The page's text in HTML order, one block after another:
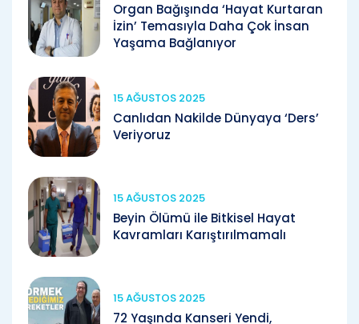
Organ Bağışında ‘Hayat Kurtaran
İzin’ Temasıyla Daha Çok İnsan
Yaşama Bağlanıyor
15 AĞUSTOS 2025
Canlıdan Nakilde Dünyaya ‘Ders’
Veriyoruz
15 AĞUSTOS 2025
Beyin Ölümü ile Bitkisel Hayat
Kavramları Karıştırılmamalı
15 AĞUSTOS 2025
72 Yaşında Kanseri Yendi,